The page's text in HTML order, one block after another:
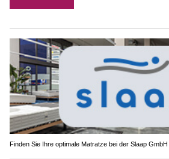
Finden Sie Ihre optimale Matratze bei der Slaap GmbH